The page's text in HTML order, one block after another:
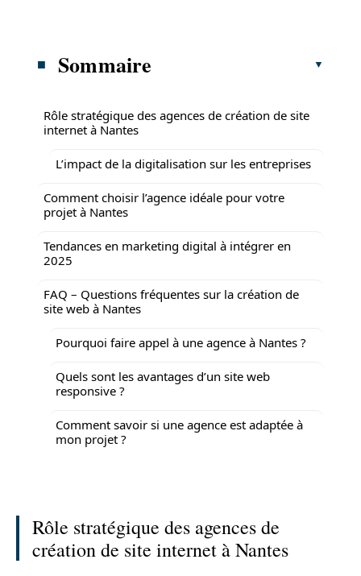
Sommaire
Rôle stratégique des agences de création de site
internet à Nantes
L’impact de la digitalisation sur les entreprises
Comment choisir l’agence idéale pour votre
projet à Nantes
Tendances en marketing digital à intégrer en
2025
FAQ – Questions fréquentes sur la création de
site web à Nantes
Pourquoi faire appel à une agence à Nantes ?
Quels sont les avantages d’un site web
responsive ?
Comment savoir si une agence est adaptée à
mon projet ?
Rôle stratégique des agences de
création de site internet à Nantes